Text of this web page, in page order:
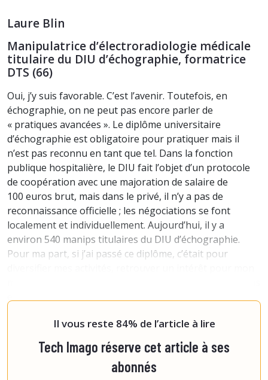
Laure Blin
Manipulatrice d’électroradiologie médicale
titulaire du DIU d’échographie, formatrice
DTS (66)
Oui, j’y suis favorable. C’est l’avenir. Toutefois, en
échographie, on ne peut pas encore parler de
« pratiques avancées ». Le diplôme universitaire
d’échographie est obligatoire pour pratiquer mais il
n’est pas reconnu en tant que tel. Dans la fonction
publique hospitalière, le DIU fait l’objet d’un protocole
de coopération avec une majoration de salaire de
100 euros brut, mais dans le privé, il n’y a pas de
reconnaissance officielle ; les négociations se font
localement et individuellement. Aujourd’hui, il y a
environ 540 manips titulaires du DIU d’échographie.
Pour ma part, si j’ai passé ce diplôme, c’était pour
Il vous reste 84% de l’article à lire
Tech Imago réserve cet article à ses
abonnés